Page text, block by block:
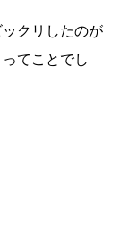
クリしたのが
てことでし